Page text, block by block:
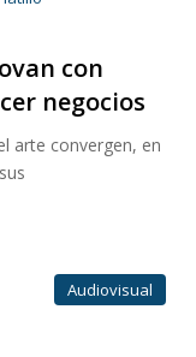
con
negocios
arte convergen, en
Audiovisual